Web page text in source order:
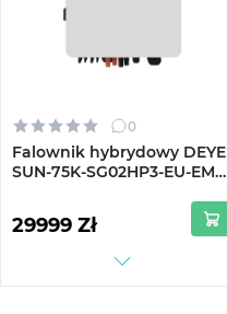
0
Falownik hybrydowy DEYE
SUN-75K-SG02HP3-EU-EM6
Wi-Fi 220/380V (SUN-75K-
SG02HP3-EU-EM6)
29999 Zł